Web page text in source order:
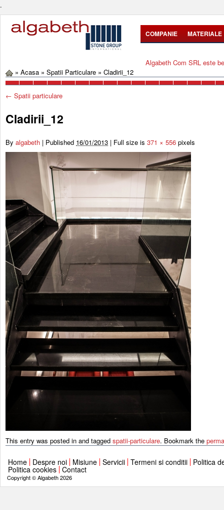
.
COMPANIE MATERIALE
Algabeth Com SRL este
» Acasa » Spatii Particulare » Cladirii_12
← Spatii particulare
Cladirii_12
By algabeth | Published 16/01/2013 | Full size is 371 × 556 pixels
This entry was posted in and tagged spatii-particulare. Bookmark the
Home Despre noi Misiune Servicii Termeni si conditii Politica
Politica cookies Contact
Copyright © Algabeth 2026